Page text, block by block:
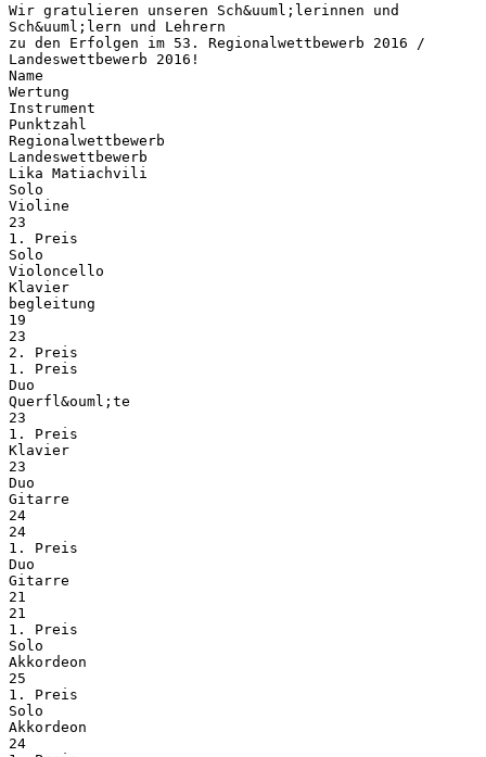
Wir gratulieren unseren Sch&uuml;lerinnen und
Sch&uuml;lern und Lehrern
zu den Erfolgen im 53. Regionalwettbewerb 2016 /
Landeswettbewerb 2016!
Name
Wertung
Instrument
Punktzahl
Regionalwettbewerb
Landeswettbewerb
Lika Matiachvili
Solo
Violine
23
1. Preis
Solo
Violoncello
Klavier
begleitung
19
23
2. Preis
1. Preis
Duo
Querfl&ouml;te
23
1. Preis
Klavier
23
Duo
Gitarre
24
24
1. Preis
Duo
Gitarre
21
21
1. Preis
Solo
Akkordeon
25
1. Preis
Solo
Akkordeon
24